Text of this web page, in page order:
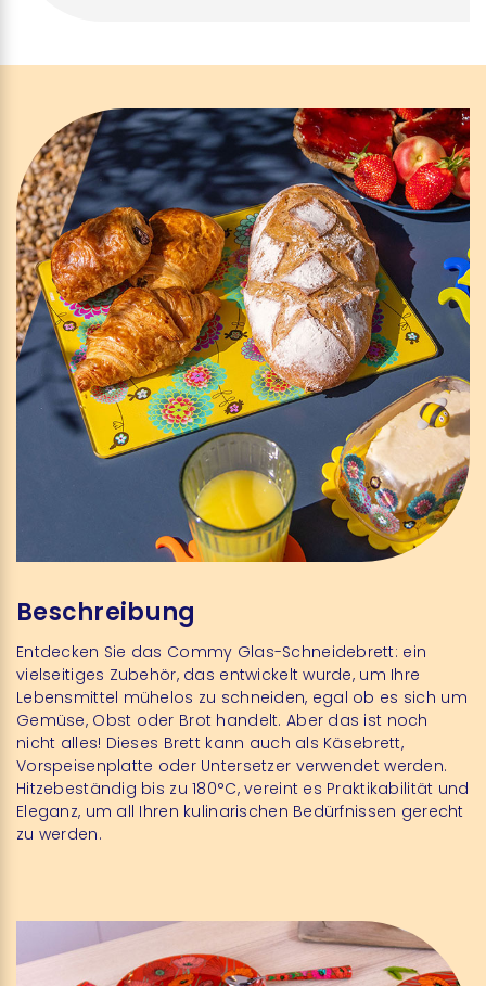
Beschreibung
Entdecken Sie das Commy Glas-Schneidebrett: ein
vielseitiges Zubehör, das entwickelt wurde, um Ihre
Lebensmittel mühelos zu schneiden, egal ob es sich um
Gemüse, Obst oder Brot handelt. Aber das ist noch
nicht alles! Dieses Brett kann auch als Käsebrett,
Vorspeisenplatte oder Untersetzer verwendet werden.
Hitzebeständig bis zu 180°C, vereint es Praktikabilität und
Eleganz, um all Ihren kulinarischen Bedürfnissen gerecht
zu werden.